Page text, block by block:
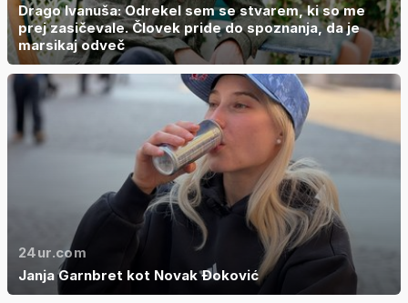
Drago Ivanuša: Odrekel sem se stvarem, ki so me
prej zasičevale. Človek pride do spoznanja, da je
marsikaj odveč
24ur.com
Janja Garnbret kot Novak Đoković